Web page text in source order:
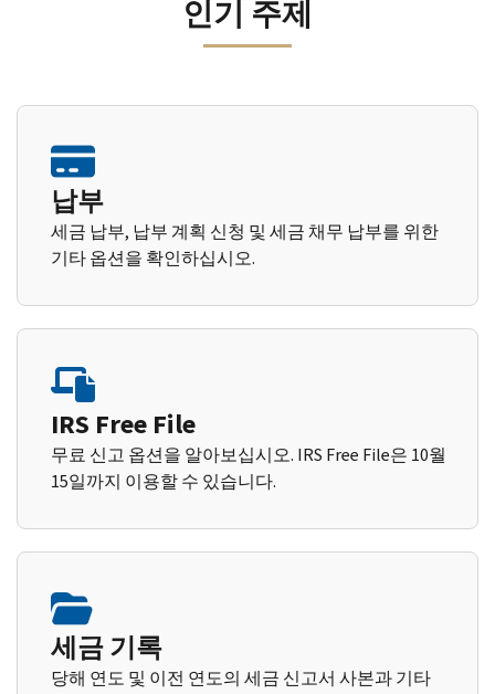
인기 주제
납부
세금 납부, 납부 계획 신청 및 세금 채무 납부를 위한
기타 옵션을 확인하십시오.
IRS Free File
무료 신고 옵션을 알아보십시오. IRS Free File은 10월
15일까지 이용할 수 있습니다.
세금 기록
당해 연도 및 이전 연도의 세금 신고서 사본과 기타